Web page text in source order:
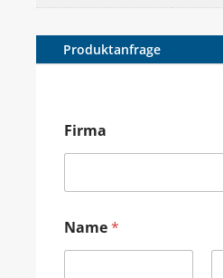
Produktanfrage
Firma
Name*